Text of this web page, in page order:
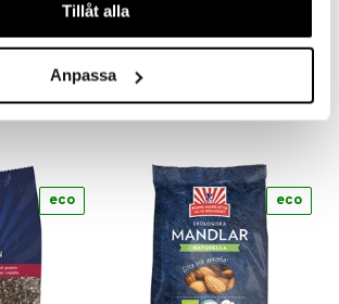
Tillåt alla
Anpassa
MOTHER EARTH
alk. 10,90
eco eco